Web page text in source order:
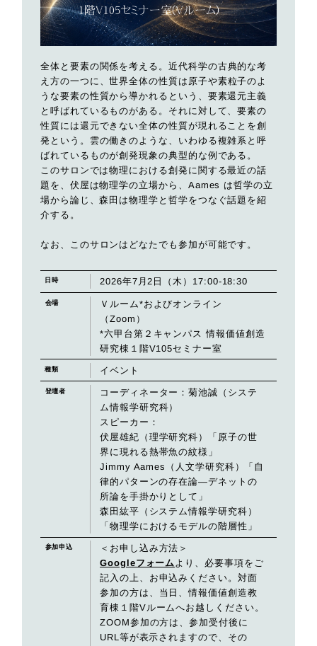
全体と要素の関係を考える。近代科学の古典的な考
え方の一つに、世界全体の性質は原子や素粒子のよ
うな要素の性質から導かれるという、要素還元主義
と呼ばれているものがある。それに対して、要素の
性質には還元できない全体の性質が現れることを創
発という。雲の働きのような、いわゆる複雑系と呼
ばれているものが創発現象の典型的な例である。
このサロンでは物理における創発に関する最近の話
題を、伏屋は物理学の立場から、Aames は哲学の立
場から論じ、森田は物理学と哲学をつなぐ話題を紹
介する。
なお、このサロンはどなたでも参加が可能です。
日時 2026年7月2日（木）17:00-18:30
会場 Ｖルーム*およびオンライン
（Zoom）
*六甲台第２キャンパス 情報価値創造
研究棟１階V105セミナー室
種類 イベント
登壇者 コーディネーター：菊池誠（システ
ム情報学研究科）
スピーカー：
伏屋雄紀（理学研究科）「原子の世
界に現れる熱帯魚の紋様」
Jimmy Aames（人文学研究科）「自
律的パターンの存在論―デネットの
所論を手掛かりとして」
森田紘平（システム情報学研究科）
「物理学におけるモデルの階層性」
参加申込 ＜お申し込み方法＞
Googleフォームより、必要事項をご
記入の上、お申込みください。対面
参加の方は、当日、情報価値創造教
育棟１階Vルームへお越しください。
ZOOM参加の方は、参加受付後に
URL等が表示されますので、その